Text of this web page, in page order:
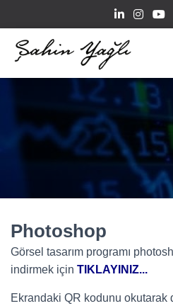
Photoshop
Görsel tasarım programı
indirmek için TIKLAYINIZ...
Ekrandaki QR kodunu okutarak